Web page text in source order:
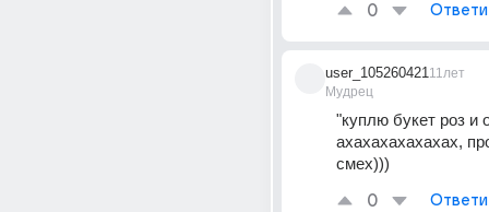
0
user_105260421
Мудрец
11лет
"куплю букет роз и
ахахахахахахах,
смех)))
0